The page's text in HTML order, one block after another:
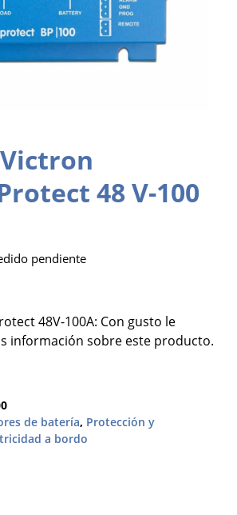
48 V-100
pendiente
48V-100A: Con gusto le
información sobre este producto.
de batería, Protección y
a bordo